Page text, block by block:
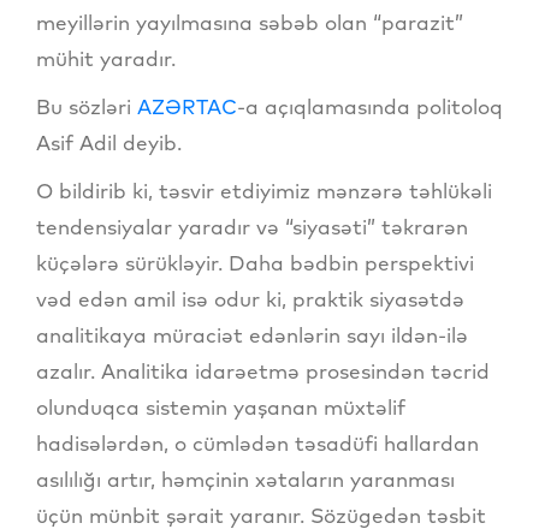
meyillərin yayılmasına səbəb olan “parazit”
mühit yaradır.
Bu sözləri AZƏRTAC-a açıqlamasında politoloq
Asif Adil deyib.
O bildirib ki, təsvir etdiyimiz mənzərə təhlükəli
tendensiyalar yaradır və “siyasəti” təkrarən
küçələrə sürükləyir. Daha bədbin perspektivi
vəd edən amil isə odur ki, praktik siyasətdə
analitikaya müraciət edənlərin sayı ildən-ilə
azalır. Analitika idarəetmə prosesindən təcrid
olunduqca sistemin yaşanan müxtəlif
hadisələrdən, o cümlədən təsadüfi hallardan
asılılığı artır, həmçinin xətaların yaranması
üçün münbit şərait yaranır. Sözügedən təsbit